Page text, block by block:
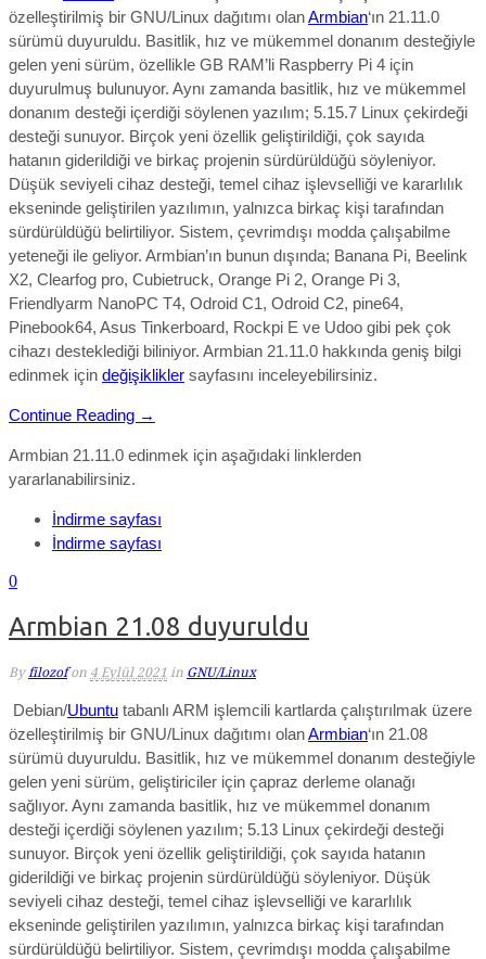
özelleştirilmiş bir GNU/Linux dağıtımı olanArmbian‘ın 21.11.0
sürümü duyuruldu. Basitlik, hız ve mükemmel donanım desteğiyle
gelen yeni sürüm, özellikle GB RAM’li Raspberry Pi 4 için
duyurulmuş bulunuyor. Aynı zamanda basitlik, hız ve mükemmel
donanım desteği içerdiği söylenen yazılım; 5.15.7 Linux çekirdeği
desteği sunuyor. Birçok yeni özellik geliştirildiği, çok sayıda
hatanın giderildiği ve birkaç projenin sürdürüldüğü söyleniyor.
Düşük seviyeli cihaz desteği, temel cihaz işlevselliği ve kararlılık
ekseninde geliştirilen yazılımın, yalnızca birkaç kişi tarafından
sürdürüldüğü belirtiliyor. Sistem, çevrimdışı modda çalışabilme
yeteneği ile geliyor. Armbian’ın bunun dışında; Banana Pi, Beelink
X2, Clearfog pro, Cubietruck, Orange Pi 2, Orange Pi 3,
Friendlyarm NanoPC T4, Odroid C1, Odroid C2, pine64,
Pinebook64, Asus Tinkerboard, Rockpi E ve Udoo gibi pek çok
cihazı desteklediği biliniyor. Armbian 21.11.0 hakkında geniş bilgi
edinmek için değişiklikler sayfasını inceleyebilirsiniz.
Continue Reading →
Armbian 21.11.0 edinmek için aşağıdaki linklerden
yararlanabilirsiniz.
İndirme sayfası
İndirme sayfası
0
Armbian 21.08 duyuruldu
By filozof on 4 Eylül 2021 in GNU/Linux
Debian/Ubuntu tabanlı ARM işlemcili kartlarda çalıştırılmak üzere
özelleştirilmiş bir GNU/Linux dağıtımı olanArmbian‘ın 21.08
sürümü duyuruldu. Basitlik, hız ve mükemmel donanım desteğiyle
gelen yeni sürüm, geliştiriciler için çapraz derleme olanağı
sağlıyor. Aynı zamanda basitlik, hız ve mükemmel donanım
desteği içerdiği söylenen yazılım; 5.13 Linux çekirdeği desteği
sunuyor. Birçok yeni özellik geliştirildiği, çok sayıda hatanın
giderildiği ve birkaç projenin sürdürüldüğü söyleniyor. Düşük
seviyeli cihaz desteği, temel cihaz işlevselliği ve kararlılık
ekseninde geliştirilen yazılımın, yalnızca birkaç kişi tarafından
sürdürüldüğü belirtiliyor. Sistem, çevrimdışı modda çalışabilme